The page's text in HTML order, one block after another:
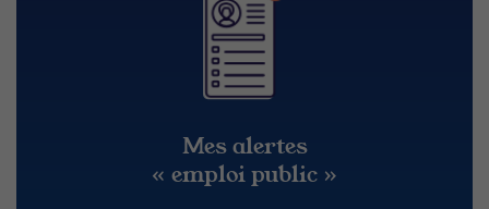
Mes alertes
« emploi public »